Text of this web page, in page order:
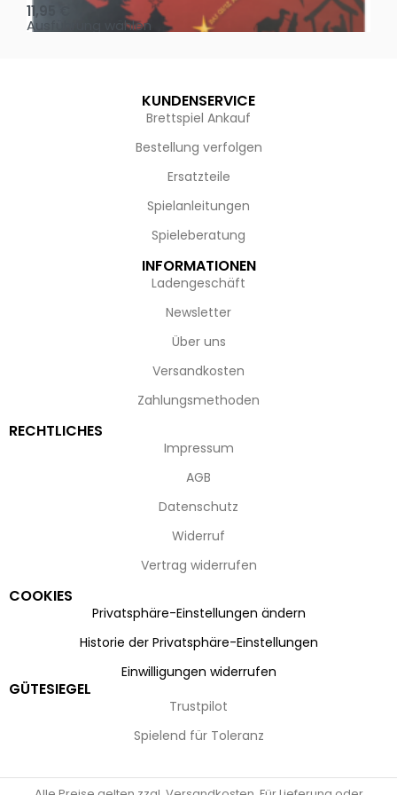
11,95
Ausführung wählen
KUNDENSERVICE
Brettspiel Ankauf
Bestellung verfolgen
Ersatzteile
Spielanleitungen
Spieleberatung
INFORMATIONEN
Ladengeschäft
Newsletter
Über uns
Versandkosten
Zahlungsmethoden
RECHTLICHES
Impressum
AGB
Datenschutz
Widerruf
Vertrag widerrufen
COOKIES
Privatsphäre-Einstellungen ändern
Historie der Privatsphäre-Einstellungen
Einwilligungen widerrufen
GÜTESIEGEL
Trustpilot
Spielend für Toleranz